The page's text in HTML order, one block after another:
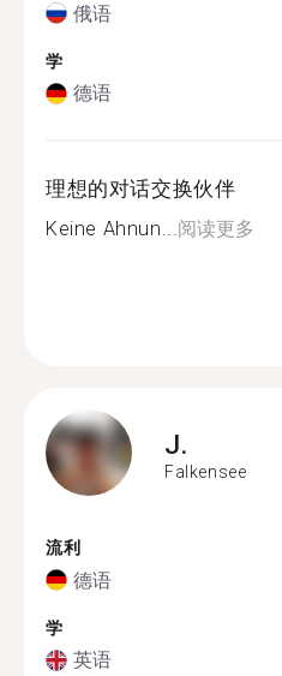
俄语
学
德语
理想的对话交换伙伴
Keine Ahnun...阅读更多
J.
Falkensee
流利
德语
学
英语